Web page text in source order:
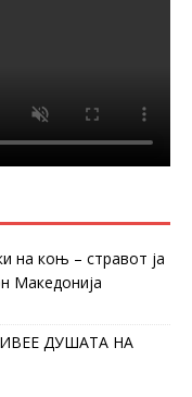
на коњ – стравот ја
Македонија
ДУШАТА НА